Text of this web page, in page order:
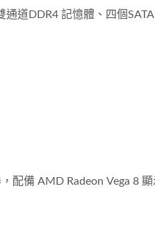
道DDR4 記憶體、四個
配備 AMD Radeon Vega 8